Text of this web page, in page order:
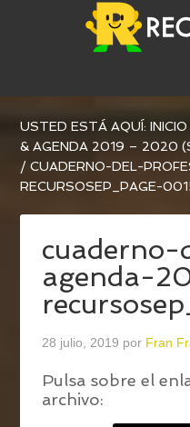
USTED ESTÁ AQUÍ:INICIO
& AGENDA 2019 – 2020
/ CUADERNO-DEL-
RECURSOSEP_PAGE-
agenda-
28 julio, 2019 por Fran
Pulsa sobre el
archivo: